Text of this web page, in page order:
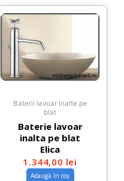
Baterii lavoar inalte pe
blat
Baterie lavoar
inalta pe blat
Elica
1.344,00 lei
Adaugă în coș